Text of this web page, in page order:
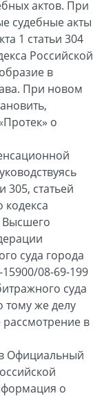
актов. При
судебные акты
1 статьи 304
Российской
в
При новом
о
305, статьей
кодекса
Высшего
суда города
08-69-199
суда
тому же делу
в
Официальный
о